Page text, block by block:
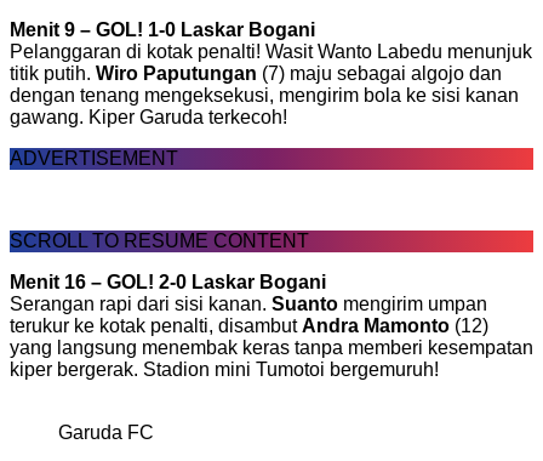
Menit 9 – GOL! 1-0 Laskar Bogani
Pelanggaran di kotak penalti! Wasit Wanto Labedu menunjuk
titik putih. Wiro Paputungan (7) maju sebagai algojo dan
dengan tenang mengeksekusi, mengirim bola ke sisi kanan
gawang. Kiper Garuda terkecoh!
ADVERTISEMENT
SCROLL TO RESUME CONTENT
Menit 16 – GOL! 2-0 Laskar Bogani
Serangan rapi dari sisi kanan. Suanto mengirim umpan
terukur ke kotak penalti, disambutAndra Mamonto (12)
yang langsung menembak keras tanpa memberi kesempatan
kiper bergerak. Stadion mini Tumotoi bergemuruh!
Garuda FC